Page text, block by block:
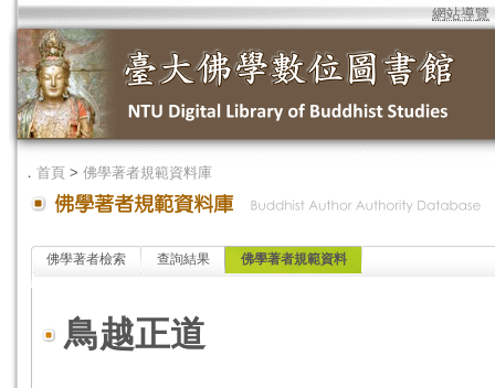
網站導覽
． 首頁 > 佛學著者規範資料庫
佛學著者檢索 查詢結果 佛學著者規範資料
鳥越正道